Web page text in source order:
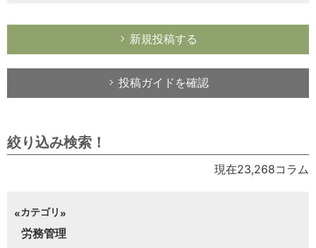
新規投稿する
投稿ガイドを確認
絞り込み検索！
現在23,268コラム
カテゴリ
労務管理